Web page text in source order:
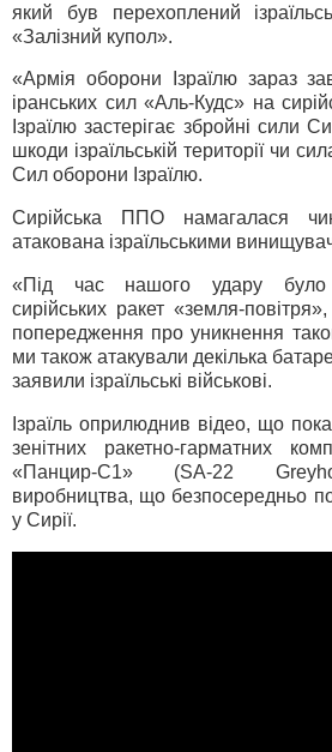
який був перехоплений
«Залізний купол».
«Армія оборони Ізраїлю зараз
іранських сил «Аль-Кудс» на
Ізраїлю застерігає збройні сили
шкоди ізраїльській території чи
Сил оборони Ізраїлю.
Сирійська ППО намагалася
атакована ізраїльськими
«Під час нашого удару було
сирійських ракет «земля-
попередження про уникнення
ми також атакували декілька
заявили ізраїльські військові.
Ізраїль оприлюднив відео, що
зенітних ракетно-гарматних
«Панцир-С1» (SA-22
виробництва, що безпосередньо
у Сирії.